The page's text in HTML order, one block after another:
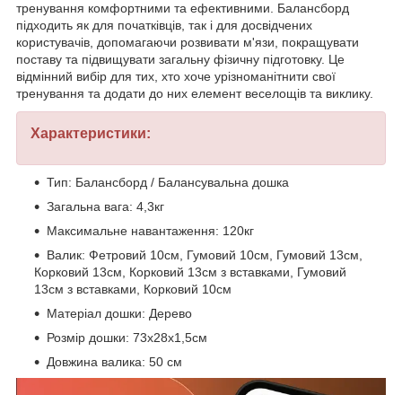
тренування комфортними та ефективними. Балансборд
підходить як для початківців, так і для досвідчених
користувачів, допомагаючи розвивати м'язи, покращувати
поставу та підвищувати загальну фізичну підготовку. Це
відмінний вибір для тих, хто хоче урізноманітнити свої
тренування та додати до них елемент веселощів та виклику.
Характеристики:
Тип: Балансборд / Балансувальна дошка
Загальна вага: 4,3кг
Максимальне навантаження: 120кг
Валик: Фетровий 10см, Гумовий 10см, Гумовий 13см,
Корковий 13см, Корковий 13см з вставками, Гумовий
13см з вставками, Корковий 10см
Матеріал дошки: Дерево
Розмір дошки: 73х28х1,5см
Довжина валика: 50 см